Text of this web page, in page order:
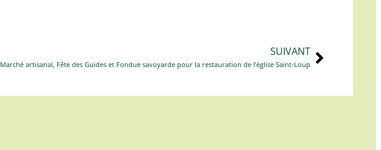
SUIVANT
Marché artisanal, Fête des Guides et Fondue savoyarde pour la restauration de l’église Saint-Loup